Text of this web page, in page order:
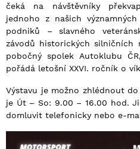
čeká na návštěvníky
jednoho z našich
podniků – slavného
závodů historických silničních
pobočný spolek Autoklubu
pořádá letošní XXVI. ročník o
Výstavu je možno zhlédnout
je Út – So: 9.00 – 16.00 hod.
domluvit telefonicky nebo e-